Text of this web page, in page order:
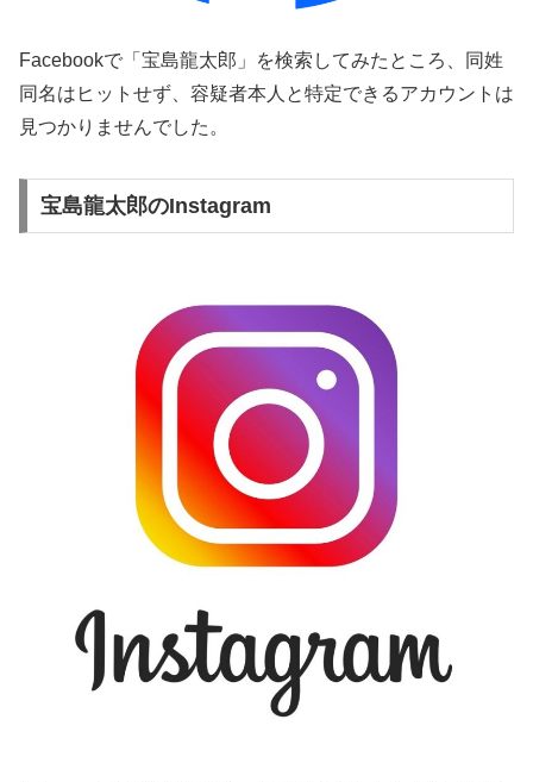
Facebookで「宝島龍太郎」を検索してみたところ、同姓
同名はヒットせず、容疑者本人と特定できるアカウントは
見つかりませんでした。
宝島龍太郎のInstagram